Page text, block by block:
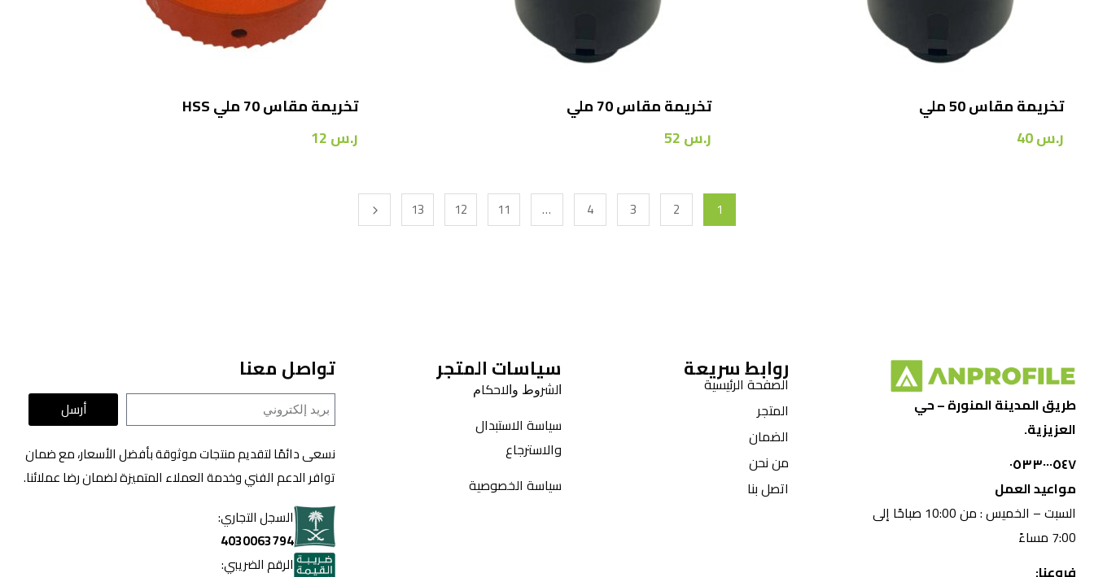
تخريمة مقاس 50 ملي
ر.س40
تخريمة مقاس 70 ملي
ر.س52
تخريمة مقاس 70 ملي HSS
ر.س12
1
2
3
4
…
11
12
13
طريق المدينة المنورة – حي
العزيزية.
٠٥٣٣٠٠٠٥٤٧
مواعيد العمل
السبت – الخميس : من 10:00 صباحًا إلى
7:00 مساءً
فروعنا:
روابط سريعة
الصفحة الرئيسية
المتجر
الضمان
من نحن
اتصل بنا
سياسات المتجر
ﺍﻟﺸﺮﻭﻁ ﻭﺍﻻﺣﻜﺎﻡ
سياسة الاستبدال
والاسترجاع
سياسة الخصوصية
تواصل معنا
أرسل
نسعى دائمًا لتقديم منتجات موثوقة بأفضل الأسعار، مع ضمان
توافر الدعم الفني وخدمة العملاء المتميزة لضمان رضا عملائنا.
السجل التجاري:
4030063794
الرقم الضريبي: